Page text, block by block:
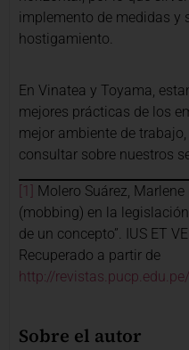
implemento de medidas y
hostigamiento.
En Vinatea y Toyama,
mejores prácticas de los
mejor ambiente de
consultar sobre nuestros
[1] Molero Suárez,
(mobbing) en la
de un concepto”. IUS ET
Recuperado a partir de
http://
Sobre el autor